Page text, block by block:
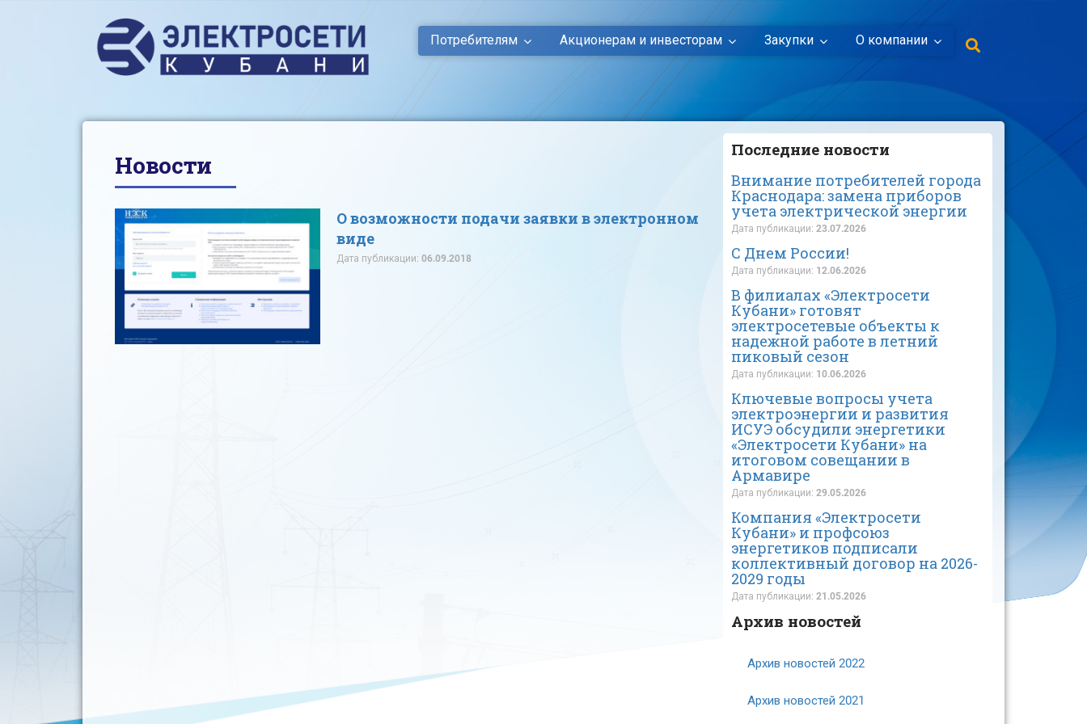
Потребителям Акционерам и инвесторам Закупки О компании
Новости
О возможности подачи заявки в электронном
виде
Дата публикации:06.09.2018
Последние новости
Внимание потребителей города
Краснодара: замена приборов
учета электрической энергии
Дата публикации: 23.07.2026
С Днем России!
Дата публикации: 12.06.2026
В филиалах «Электросети
Кубани» готовят
электросетевые объекты к
надежной работе в летний
пиковый сезон
Дата публикации: 10.06.2026
Ключевые вопросы учета
электроэнергии и развития
ИСУЭ обсудили энергетики
«Электросети Кубани» на
итоговом совещании в
Армавире
Дата публикации: 29.05.2026
Компания «Электросети
Кубани» и профсоюз
энергетиков подписали
коллективный договор на 2026-
2029 годы
Дата публикации: 21.05.2026
Архив новостей
Архив новостей 2022
Архив новостей 2021